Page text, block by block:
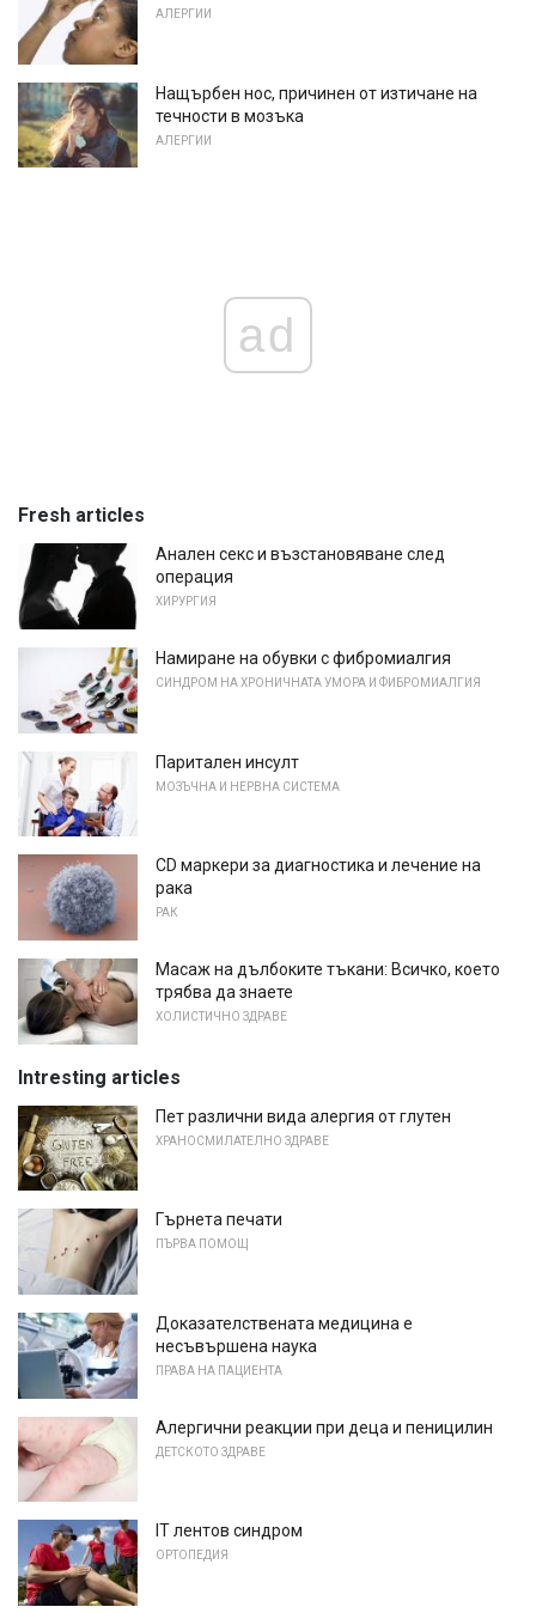
АЛЕРГИИ
Нащърбен нос, причинен от изтичане на
течности в мозъка
АЛЕРГИИ
ad
Fresh articles
Анален секс и възстановяване след
операция
ХИРУРГИЯ
Намиране на обувки с фибромиалгия
СИНДРОМ НА ХРОНИЧНАТА УМОРА И ФИБРОМИАЛГИЯ
Паритален инсулт
МОЗЪЧНА И НЕРВНА СИСТЕМА
CD маркери за диагностика и лечение на
рака
РАК
Масаж на дълбоките тъкани: Всичко, което
трябва да знаете
ХОЛИСТИЧНО ЗДРАВЕ
Intresting articles
Пет различни вида алергия от глутен
ХРАНОСМИЛАТЕЛНО ЗДРАВЕ
Гърнета печати
ПЪРВА ПОМОЩ
Доказателствената медицина е
несъвършена наука
ПРАВА НА ПАЦИЕНТА
Алергични реакции при деца и пеницилин
ДЕТСКОТО ЗДРАВЕ
IT лентов синдром
ОРТОПЕДИЯ